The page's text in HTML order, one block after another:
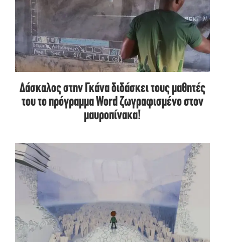
Δάσκαλος στην Γκάνα διδάσκει τους μαθητές
του το πρόγραμμα Word ζωγραφισμένο στον
μαυροπίνακα!